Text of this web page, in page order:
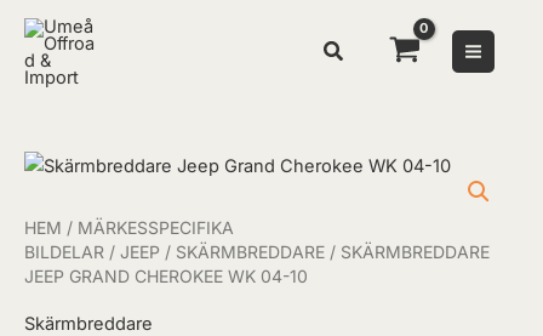
Hoppa
innehåll
HEM / MÄRKESSPECIFIKA
BILDELAR / JEEP / SKÄRMBREDDARE / SKÄRMBREDDARE
JEEP GRAND CHEROKEE WK 04-10
Skärmbreddare
6595,00 kr
6895,00 kr
Skärmbreddare
Grand
Cherokee
WK